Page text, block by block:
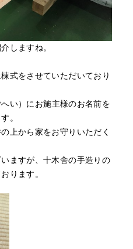
しますね。
式をさせていただいており
い） にお施主様のお名前を
。
上から家をお守りいただく
ますが、十木舎の手造りの
ります。